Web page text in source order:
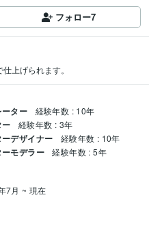
フォロー7
上げられます。
ター 経験年数 : 10年
経験年数 : 3年
デザイナー 経験年数 : 10年
モデラー 経験年数 : 5年
7月 ~ 現在